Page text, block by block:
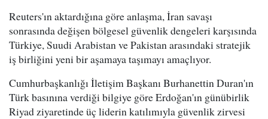
Reuters'ın aktardığına göre anlaşma, İran savaşı
sonrasında değişen bölgesel güvenlik dengeleri karşısında
Türkiye, Suudi Arabistan ve Pakistan arasındaki stratejik
iş birliğini yeni bir aşamaya taşımayı amaçlıyor.
Cumhurbaşkanlığı İletişim Başkanı Burhanettin Duran'ın
Türk basınına verdiği bilgiye göre Erdoğan'ın günübirlik
Riyad ziyaretinde üç liderin katılımıyla güvenlik zirvesi